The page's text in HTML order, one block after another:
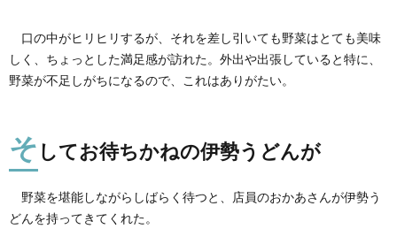
口の中がヒリヒリするが、それを差し引いても野菜はとても美味
しく、ちょっとした満足感が訪れた。外出や出張していると特に、
野菜が不足しがちになるので、これはありがたい。
そ してお待ちかねの伊勢うどんが
野菜を堪能しながらしばらく待つと、店員のおかあさんが伊勢う
どんを持ってきてくれた。